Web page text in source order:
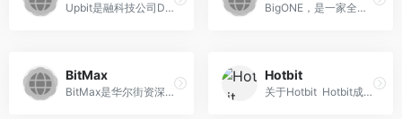
Upbit是融科技公司Dunamu与美... BigONE，是一家全球区块链数...
BitMax
BitMax是华尔街资深量化团队...
Hotbit
关于Hotbit Hotbit成立于20...